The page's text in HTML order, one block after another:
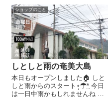
お世話になりました。.初商...
ショップのこと
しとしと雨の奄美大島
本日もオープンしました🏠 しと
しと雨からのスタート⋆̩☂︎*̣̩ 今日
は一日中雨かもしれませんね 気